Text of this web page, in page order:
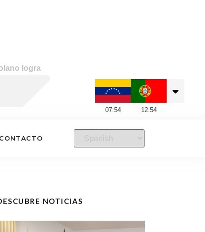
logra
07:54 12:54
CONTACTO
NOTICIAS